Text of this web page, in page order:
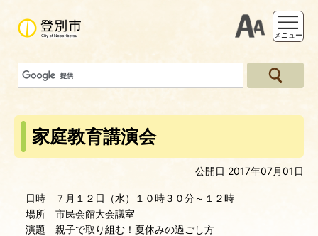
支援ツー
メニュー
家庭教育講演会
公開日 2017年07月01日
日時 ７月１２日（水）１０時３０分～１２時
場所 市民会館大会議室
演題 親子で取り組む！夏休みの過ごし方